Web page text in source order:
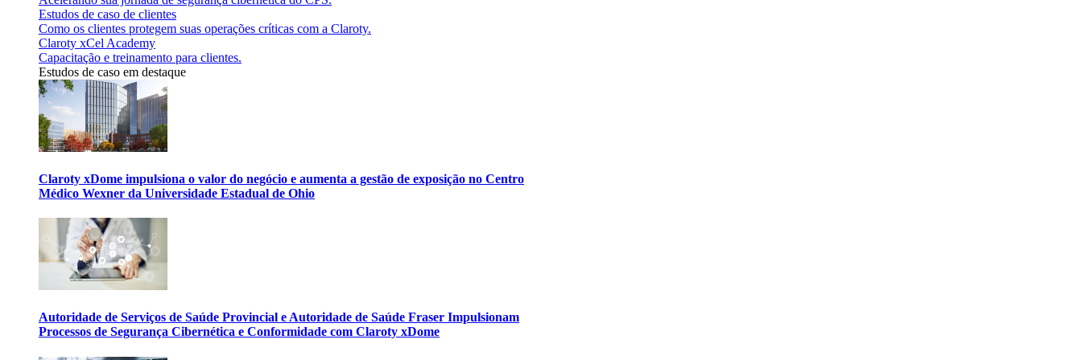
Estudos de caso de clientes
Como os clientes protegem suas operações críticas com a Claroty.
Claroty xCel Academy
Capacitação e treinamento para clientes.
Estudos de caso em destaque
Claroty xDome impulsiona o valor do negócio e aumenta a gestão de exposição no Centro
Médico Wexner da Universidade Estadual de Ohio
Autoridade de Serviços de Saúde Provincial e Autoridade de Saúde Fraser Impulsionam
Processos de Segurança Cibernética e Conformidade com Claroty xDome